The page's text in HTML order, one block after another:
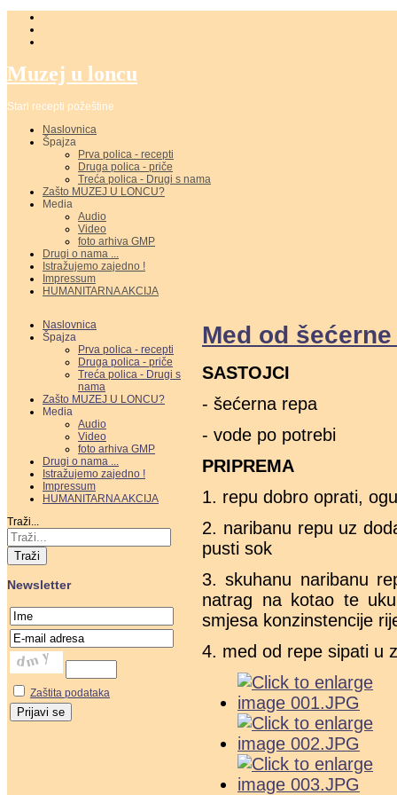
Muzej u loncu
Stari recepti požeštine
Naslovnica
Špajza
Prva polica - recepti
Druga polica - priče
Treća polica - Drugi s nama
Zašto MUZEJ U LONCU?
Media
Audio
Video
foto arhiva GMP
Drugi o nama ...
Istražujemo zajedno !
Impressum
HUMANITARNA AKCIJA
Naslovnica
Špajza
Prva polica - recepti
Druga polica - priče
Treća polica - Drugi s
nama
Zašto MUZEJ U LONCU?
Media
Audio
Video
foto arhiva GMP
Drugi o nama ...
Istražujemo zajedno !
Impressum
HUMANITARNA AKCIJA
Traži...
Traži
Newsletter
Zaštita podataka
Med od
SASTOJCI
- šećerna repa
- vode po potrebi
PRIPREMA
1. repu dobro oprati,
2. naribanu repu uz
pusti sok
3. skuhanu naribanu
natrag na kotao te
smjesa konzinstencije
4. med od repe sipati u